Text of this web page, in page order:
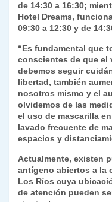
de 14:30 a 16:30;
Hotel Dreams,
09:30 a 12:30 y de
“Es fundamental que
conscientes de que el
debemos seguir
libertad, también
nosotros mismo y el
olvidemos de las
el uso de mascarilla
lavado frecuente de
espacios y
Actualmente, existen
antígeno abiertos a la
Los Ríos cuya
de atención pueden